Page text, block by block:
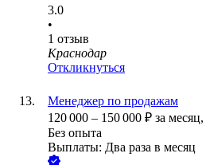
3.0
•
1 отзыв
Краснодар
Откликнуться
Менеджер по продажам
120 000 – 150 000 ₽ за месяц,
Без опыта
Выплаты: Два раза в месяц